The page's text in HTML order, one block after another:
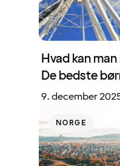
Hvad kan
De bedste
9. december
NORGE